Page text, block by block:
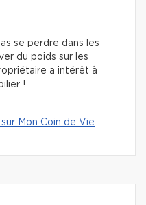
se perdre dans les
du poids sur les
a intérêt à
!
Mon Coin de Vie